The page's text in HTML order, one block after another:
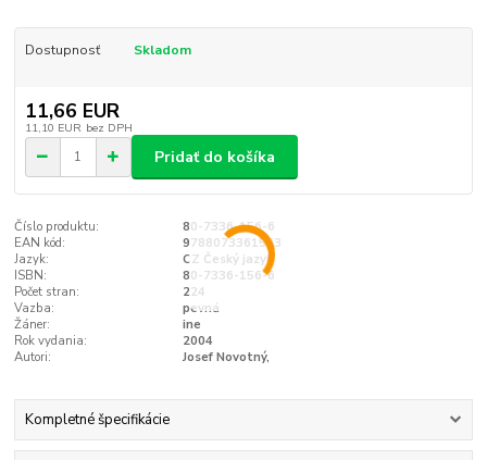
Dostupnosť Skladom
11,66 EUR
11,10 EUR bez DPH
Pridať do košíka
Číslo produktu:
80-7336-156-6
EAN kód:
9788073361563
Jazyk:
CZ Český jazyk
ISBN:
80-7336-156-6
Počet stran:
224
Vazba:
pevná
Žáner:
ine
Rok vydania:
2004
Autori:
Josef Novotný,
Kompletné špecifikácie